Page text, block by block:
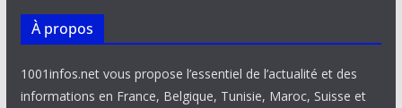
À propos
1001infos.net vous propose l’essentiel de l’actualité et des
informations en France, Belgique, Tunisie, Maroc, Suisse et